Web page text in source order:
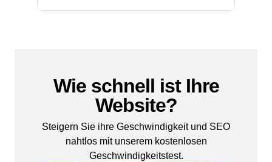
Wie schnell ist Ihre
Website?
Steigern Sie ihre Geschwindigkeit und SEO
nahtlos mit unserem kostenlosen
Geschwindigkeitstest.